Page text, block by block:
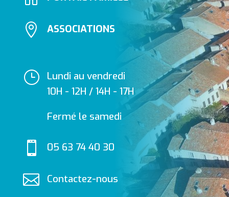
 ASSOCIATIONS
}
Lundi au vendredi
10H - 12H / 14H - 17H
Fermé le samedi
 05 63 74 40 30
 Contactez-nous